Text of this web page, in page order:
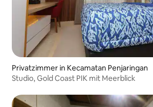
Privatzimmer in Kecamatan Penjaringan
Studio, Gold Coast PIK mit Meerblick